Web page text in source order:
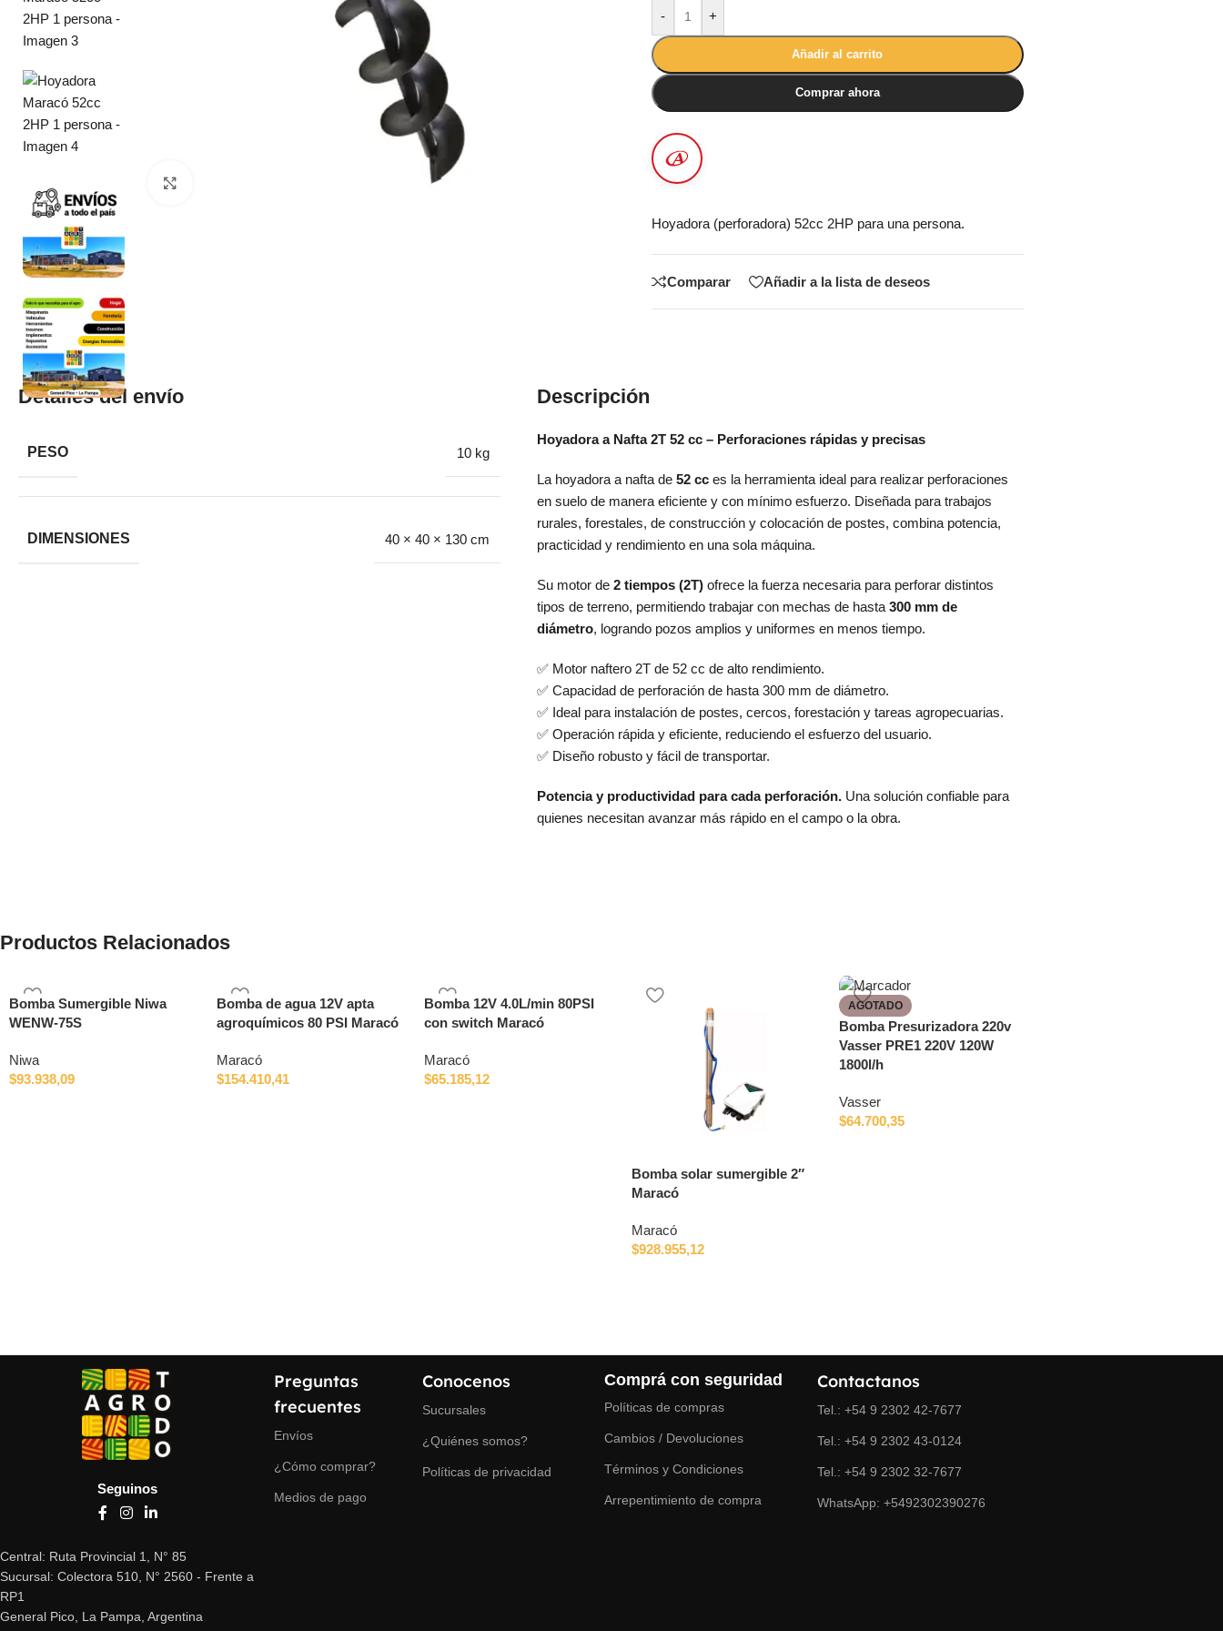
- +
Añadir al carrito
Comprar ahora
Hoyadora (perforadora) 52cc 2HP para una persona.
Comparar Añadir a la lista de deseos
Detalles del envío
PESO 10 kg
DIMENSIONES 40 × 40 × 130 cm
Descripción
Hoyadora a Nafta 2T 52 cc – Perforaciones rápidas y precisas
La hoyadora a nafta de 52 cc es la herramienta ideal para realizar perforaciones
en suelo de manera eficiente y con mínimo esfuerzo. Diseñada para trabajos
rurales, forestales, de construcción y colocación de postes, combina potencia,
practicidad y rendimiento en una sola máquina.
Su motor de 2 tiempos (2T) ofrece la fuerza necesaria para perforar distintos
tipos de terreno, permitiendo trabajar con mechas de hasta 300 mm de
diámetro, logrando pozos amplios y uniformes en menos tiempo.
✅ Motor naftero 2T de 52 cc de alto rendimiento.
✅ Capacidad de perforación de hasta 300 mm de diámetro.
✅ Ideal para instalación de postes, cercos, forestación y tareas agropecuarias.
✅ Operación rápida y eficiente, reduciendo el esfuerzo del usuario.
✅ Diseño robusto y fácil de transportar.
Potencia y productividad para cada perforación. Una solución confiable para
quienes necesitan avanzar más rápido en el campo o la obra.
Productos Relacionados
Bomba Sumergible Niwa
WENW-75S
Niwa
$93.938,09
Bomba de agua 12V apta
agroquímicos 80 PSI Maracó
Maracó
$154.410,41
Bomba 12V 4.0L/min 80PSI
con switch Maracó
Maracó
$65.185,12
Bomba solar sumergible 2″
Maracó
Maracó
$928.955,12
AGOTADO
Bomba Presurizadora 220v
Vasser PRE1 220V 120W
1800l/h
Vasser
$64.700,35
Seguinos
Central: Ruta Provincial 1, N° 85
Sucursal: Colectora 510, N° 2560 - Frente a
RP1
General Pico, La Pampa, Argentina
Preguntas
frecuentes
Envíos
¿Cómo comprar?
Medios de pago
Conocenos
Sucursales
¿Quiénes somos?
Políticas de privacidad
Comprá con seguridad
Políticas de compras
Cambios / Devoluciones
Términos y Condiciones
Arrepentimiento de compra
Contactanos
Tel.: +54 9 2302 42-7677
Tel.: +54 9 2302 43-0124
Tel.: +54 9 2302 32-7677
WhatsApp: +5492302390276